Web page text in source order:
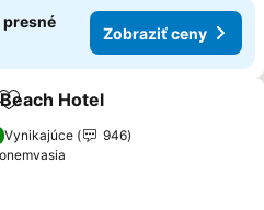
presné
Zobraziť ceny
Pridať do obľúbených
Hotel
hviezdičiek
Vynikajúce
946